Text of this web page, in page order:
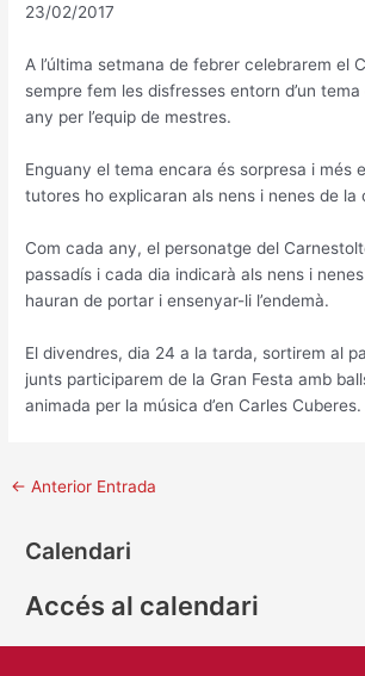
23/02/2017
A l’última setmana de febrer celebrarem el
sempre fem les disfresses entorn d’un tema
any per l’equip de mestres.
Enguany el tema encara és sorpresa i més
tutores ho explicaran als nens i nenes de la
Com cada any, el personatge del
passadís i cada dia indicarà als nens i
hauran de portar i ensenyar-li l’endemà.
El divendres, dia 24 a la tarda, sortirem al
junts participarem de la Gran Festa amb
animada per la música d’en Carles Cuberes.
← Anterior Entrada
Calendari
Accés al calendari